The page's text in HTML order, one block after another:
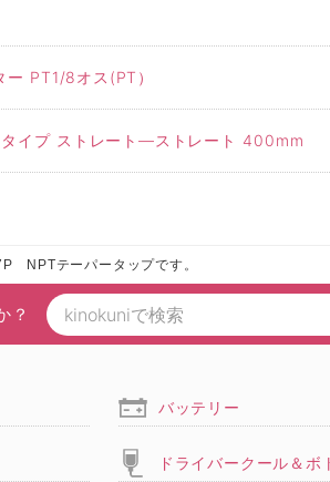
PT1/8オス(PT）
イプ ストレート―ストレート 400mm
NPTテーパータップです。
？
バッテリー
ドライバークール＆ボ